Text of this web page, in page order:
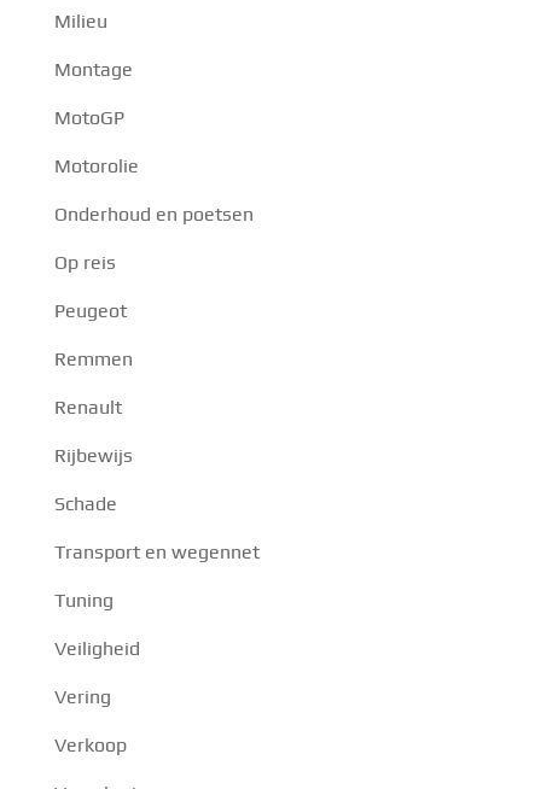
Milieu
Montage
MotoGP
Motorolie
Onderhoud en poetsen
Op reis
Peugeot
Remmen
Renault
Rijbewijs
Schade
Transport en wegennet
Tuning
Veiligheid
Vering
Verkoop